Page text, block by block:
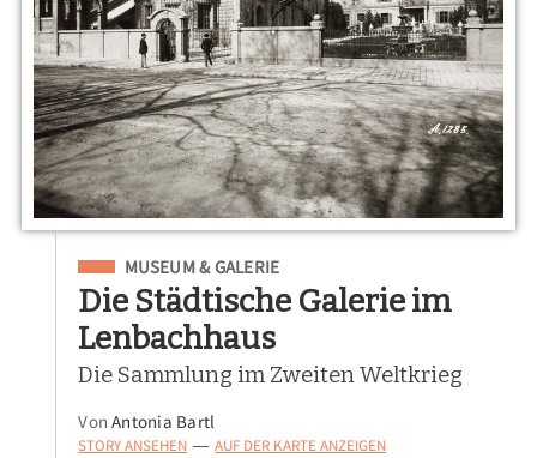
Eingeordnet unter
MUSEUM & GALERIE
Die Städtische Galerie im
Lenbachhaus
Die Sammlung im Zweiten Weltkrieg
VonAntonia Bartl
STORY ANSEHEN — AUF DER KARTE ANZEIGEN